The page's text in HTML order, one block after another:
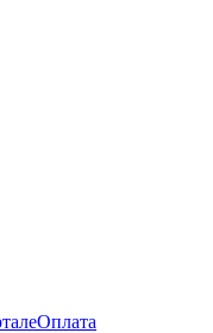
Оплата